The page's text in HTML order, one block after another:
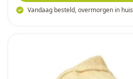
Vandaag besteld, overmorgen in huis